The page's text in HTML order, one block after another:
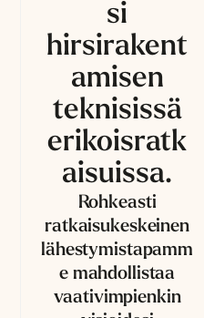
si
hirsirakent
amisen
teknisissä
erikoisratk
aisuissa.
Rohkeasti
ratkaisukeskeinen
lähestymistapamm
e mahdollistaa
vaativimpienkin